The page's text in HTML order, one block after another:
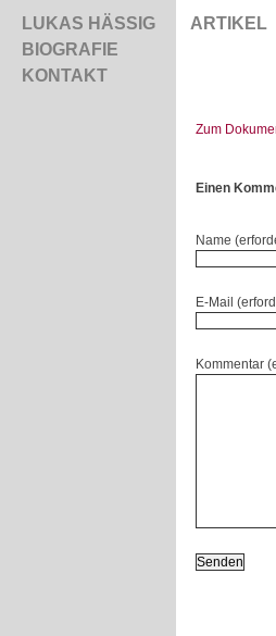
LUKAS HÄSSIG
BIOGRAFIE
KONTAKT
ARTIKEL
Zum
Einen
Name
E-Mail
Kommentar